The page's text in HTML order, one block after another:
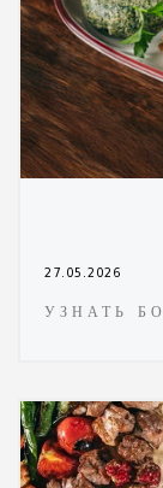
27.05.2026
УЗНАТЬ